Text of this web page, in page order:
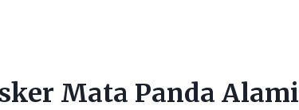
Mata Panda Alami